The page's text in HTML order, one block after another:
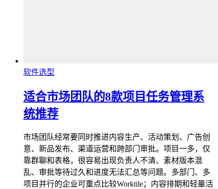
软件选型
适合市场团队的8款项目任务管理系
统推荐
市场团队经常要同时推进内容生产、活动策划、广告创
意、新品发布、渠道运营和跨部门审批。项目一多，仅
靠群聊和表格，很容易出现负责人不清、素材版本混
乱、审批等待过久和进度无法汇总等问题。多部门、多
项目并行的企业可重点比较Worktile；内容排期和轻量活